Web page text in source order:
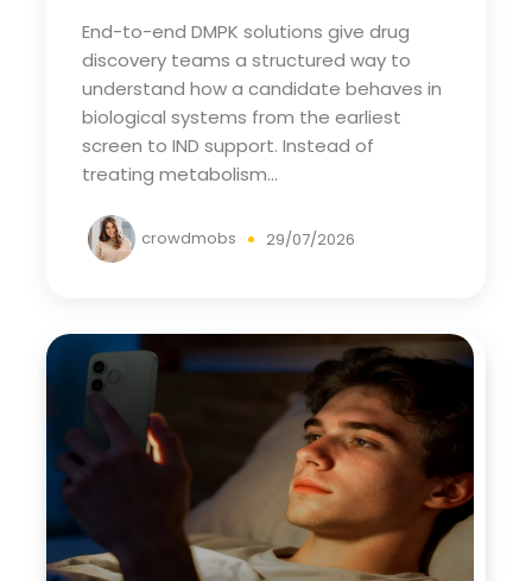
End-to-end DMPK solutions give drug
discovery teams a structured way to
understand how a candidate behaves in
biological systems from the earliest
screen to IND support. Instead of
treating metabolism...
crowdmobs 29/07/2026